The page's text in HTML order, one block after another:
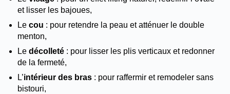
et lisser les bajoues,
Le cou : pour retendre la peau et atténuer le double
menton,
Le décolleté: pour lisser les plis verticaux et redonner
de la fermeté,
L’intérieur des bras: pour raffermir et remodeler sans
bistouri,